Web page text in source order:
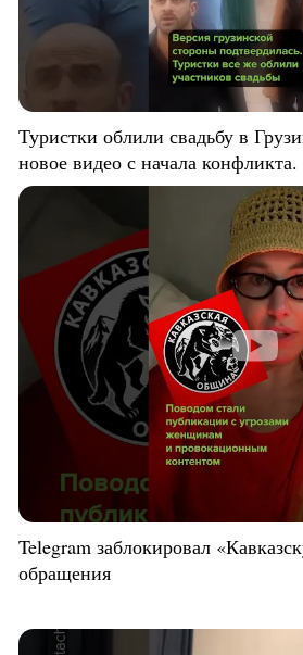
Туристки облили свадьбу в
новое видео с начала конфликта.
Telegram заблокировал
обращения